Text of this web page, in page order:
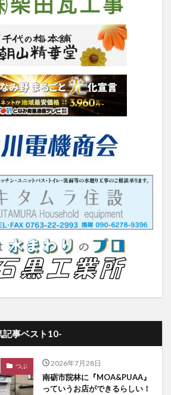
記事ベスト10-
つぶ 2026年7月28日
南砺市院林に『MOA&PUAA』
っていうお店ができるらしい！